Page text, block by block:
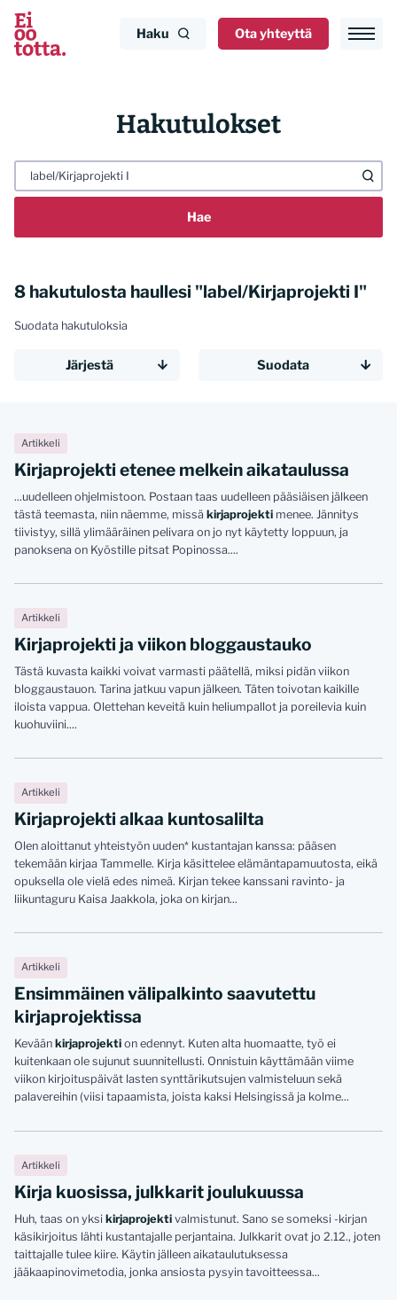
Siirry
sisältöön
Haku Ota yhteyttä
Hakutulokset
Haku:
8 hakutulosta haullesi "label/Kirjaprojekti I"
Suodata hakutuloksia
Järjestä Suodata
Artikkeli
Kirjaprojekti etenee melkein aikataulussa
...uudelleen ohjelmistoon. Postaan taas uudelleen pääsiäisen jälkeen
tästä teemasta, niin näemme, missä kirjaprojekti menee. Jännitys
tiivistyy, sillä ylimääräinen pelivara on jo nyt käytetty loppuun, ja
panoksena on Kyöstille pitsat Popinossa....
Artikkeli
Kirjaprojekti ja viikon bloggaustauko
Tästä kuvasta kaikki voivat varmasti päätellä, miksi pidän viikon
bloggaustauon. Tarina jatkuu vapun jälkeen. Täten toivotan kaikille
iloista vappua. Olettehan keveitä kuin heliumpallot ja poreilevia kuin
kuohuviini....
Artikkeli
Kirjaprojekti alkaa kuntosalilta
Olen aloittanut yhteistyön uuden* kustantajan kanssa: pääsen
tekemään kirjaa Tammelle. Kirja käsittelee elämäntapamuutosta, eikä
opuksella ole vielä edes nimeä. Kirjan tekee kanssani ravinto- ja
liikuntaguru Kaisa Jaakkola, joka on kirjan...
Artikkeli
Ensimmäinen välipalkinto saavutettu
kirjaprojektissa
Kevään kirjaprojekti on edennyt. Kuten alta huomaatte, työ ei
kuitenkaan ole sujunut suunnitellusti. Onnistuin käyttämään viime
viikon kirjoituspäivät lasten synttärikutsujen valmisteluun sekä
palavereihin (viisi tapaamista, joista kaksi Helsingissä ja kolme...
Artikkeli
Kirja kuosissa, julkkarit joulukuussa
Huh, taas on yksi kirjaprojekti valmistunut. Sano se someksi -kirjan
käsikirjoitus lähti kustantajalle perjantaina. Julkkarit ovat jo 2.12., joten
taittajalle tulee kiire. Käytin jälleen aikataulutuksessa
jääkaapinovimetodia, jonka ansiosta pysyin tavoitteessa...